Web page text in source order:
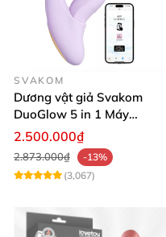
SVAKOM
Dương vật giả Svakom
DuoGlow 5 in 1 Máy
Massage Điểm G & Âm Vật
Điều Khiển App
2.500.000₫
2.873.000₫
-13%
(3,067)